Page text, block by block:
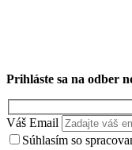
Prihláste sa na odber
Váš Email
Súhlasím so